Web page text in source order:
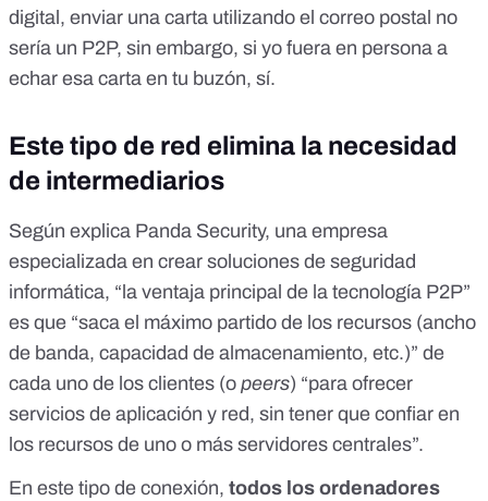
digital, enviar una carta utilizando el correo postal no
sería un P2P, sin embargo, si yo fuera en persona a
echar esa carta en tu buzón, sí.
Este tipo de red elimina la necesidad
de intermediarios
Según explica Panda Security, una empresa
especializada en crear soluciones de seguridad
informática, “la ventaja principal de la tecnología P2P”
es que “saca el máximo partido de los recursos (ancho
de banda, capacidad de almacenamiento, etc.)” de
cada uno de los clientes (o peers) “para ofrecer
servicios de aplicación y red, sin tener que confiar en
los recursos de uno o más servidores centrales”.
En este tipo de conexión, todos los ordenadores